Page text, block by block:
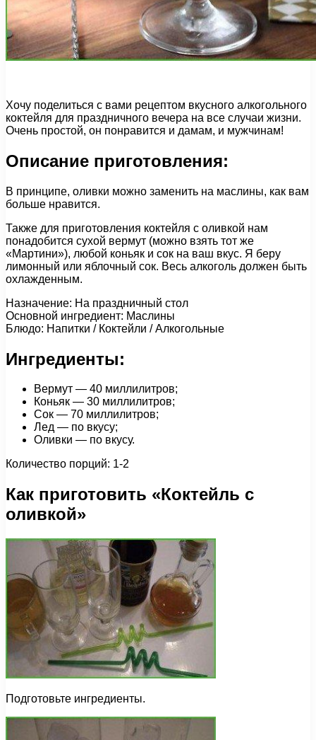
Хочу поделиться с вами рецептом вкусного алкогольного
коктейля для праздничного вечера на все случаи жизни.
Очень простой, он понравится и дамам, и мужчинам!
Описание приготовления:
В принципе, оливки можно заменить на маслины, как вам
больше нравится.
Также для приготовления коктейля с оливкой нам
понадобится сухой вермут (можно взять тот же
«Мартини»), любой коньяк и сок на ваш вкус. Я беру
лимонный или яблочный сок. Весь алкоголь должен быть
охлажденным.
Назначение: На праздничный стол
Основной ингредиент: Маслины
Блюдо: Напитки / Коктейли / Алкогольные
Ингредиенты:
Вермут — 40 миллилитров;
Коньяк — 30 миллилитров;
Сок — 70 миллилитров;
Лед — по вкусу;
Оливки — по вкусу.
Количество порций: 1-2
Как приготовить «Коктейль с
оливкой»
Подготовьте ингредиенты.